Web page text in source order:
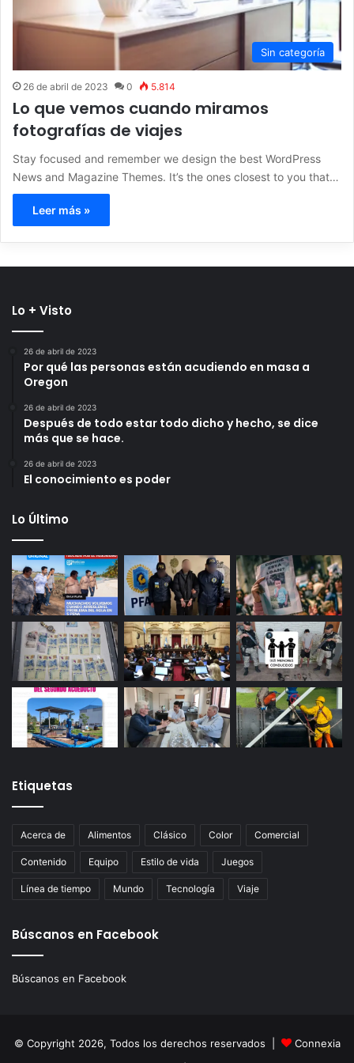
Sin categoría
26 de abril de 2023 0 5.814
Lo que vemos cuando miramos
fotografías de viajes
Stay focused and remember we design the best WordPress
News and Magazine Themes. It’s the ones closest to you that…
Leer más »
Lo + Visto
26 de abril de 2023
Por qué las personas están acudiendo en masa a
Oregon
26 de abril de 2023
Después de todo estar todo dicho y hecho, se dice
más que se hace.
26 de abril de 2023
El conocimiento es poder
Lo Último
Etiquetas
Acerca de Alimentos Clásico Color Comercial
Contenido Equipo Estilo de vida Juegos
Línea de tiempo Mundo Tecnología Viaje
Búscanos en Facebook
Búscanos en Facebook
© Copyright 2026, Todos los derechos reservados |
Connexia